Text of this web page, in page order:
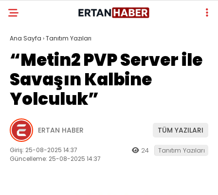
Ana Sayfa ›Tanıtım Yazıları
“Metin2 PVP Server ile
Savaşın Kalbine
Yolculuk”
ERTAN HABER TÜM YAZILARI
Giriş: 25-08-2025 14:37
Güncelleme: 25-08-2025 14:37
24 Tanıtım Yazıları